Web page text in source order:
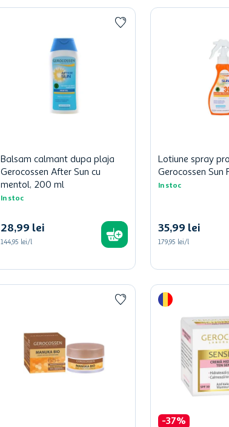
Balsam calmant dupa plaja
Gerocossen After Sun cu
mentol, 200 ml
In stoc
28,99 lei
144,95 lei/l
Lotiune spray
Gerocossen Sun
In stoc
35,99 lei
179,95 lei/l
-37%